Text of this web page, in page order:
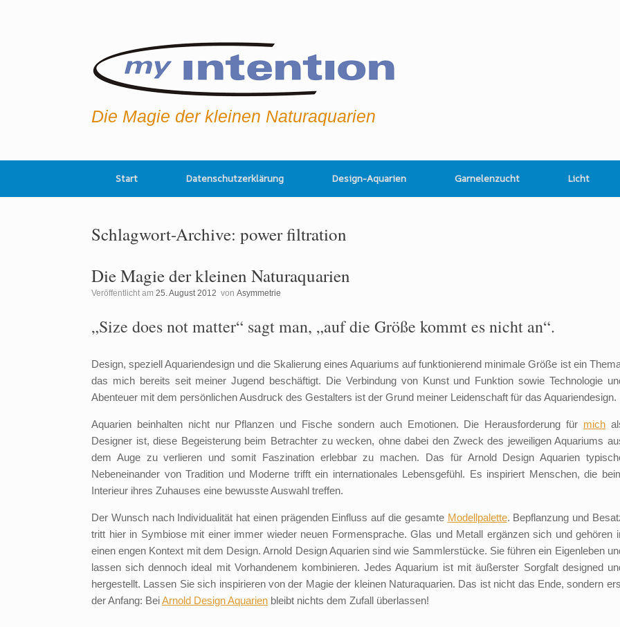
Die Magie der kleinen Naturaquarien
Start Datenschutzerklärung Design-Aquarien Garnelenzucht Licht
Schlagwort-Archive: power filtration
Die Magie der kleinen Naturaquarien
Veröffentlicht am 25. August 2012 von Asymmetrie
„Size does not matter“ sagt man, „auf die Größe kommt es nicht an“.
Design, speziell Aquariendesign und die Skalierung eines Aquariums auf funktionierend minimale Größe ist ein
das mich bereits seit meiner Jugend beschäftigt. Die Verbindung von Kunst und Funktion sowie Technologie
Abenteuer mit dem persönlichen Ausdruck des Gestalters ist der Grund meiner Leidenschaft für das Aquariendesign.
Aquarien beinhalten nicht nur Pflanzen und Fische sondern auch Emotionen. Die Herausforderung für mich
Designer ist, diese Begeisterung beim Betrachter zu wecken, ohne dabei den Zweck des jeweiligen Aquariums
dem Auge zu verlieren und somit Faszination erlebbar zu machen. Das für Arnold Design Aquarien
Nebeneinander von Tradition und Moderne trifft ein internationales Lebensgefühl. Es inspiriert Menschen, die
Interieur ihres Zuhauses eine bewusste Auswahl treffen.
Der Wunsch nach Individualität hat einen prägenden Einfluss auf die gesamte Modellpalette. Bepflanzung und
tritt hier in Symbiose mit einer immer wieder neuen Formensprache. Glas und Metall ergänzen sich und gehören
einen engen Kontext mit dem Design. Arnold Design Aquarien sind wie Sammlerstücke. Sie führen ein Eigenleben
lassen sich dennoch ideal mit Vorhandenem kombinieren. Jedes Aquarium ist mit äußerster Sorgfalt designed
hergestellt. Lassen Sie sich inspirieren von der Magie der kleinen Naturaquarien. Das ist nicht das Ende, sondern
der Anfang: BeiArnold Design Aquarien bleibt nichts dem Zufall überlassen!